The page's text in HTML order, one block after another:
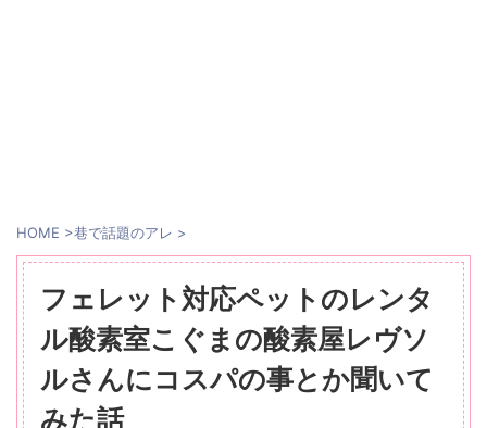
HOME >巷で話題のアレ >
フェレット対応ペットのレンタ
ル酸素室こぐまの酸素屋レヴソ
ルさんにコスパの事とか聞いて
みた話